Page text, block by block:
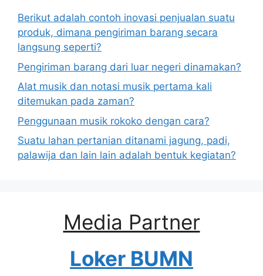
Berikut adalah contoh inovasi penjualan suatu
produk, dimana pengiriman barang secara
langsung seperti?
Pengiriman barang dari luar negeri dinamakan?
Alat musik dan notasi musik pertama kali
ditemukan pada zaman?
Penggunaan musik rokoko dengan cara?
Suatu lahan pertanian ditanami jagung, padi,
palawija dan lain lain adalah bentuk kegiatan?
Media Partner
Loker BUMN